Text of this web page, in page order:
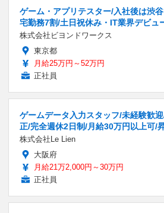
ゲーム・アプリテスター/入社後は渋
宅勤務7割/土日祝休み・IT業界デビュ
株式会社ビヨンドワークス
東京都
月給25万円～52万円
正社員
ゲームデータ入力スタッフ/未経験歓
正/完全週休2日制/月給30万円以上可/
株式会社Le Lien
大阪府
月給21万2,000円～30万円
正社員